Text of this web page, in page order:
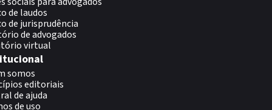
de laudos
de jurisprudência
de advogados
virtual
somos
editoriais
de ajuda
de uso